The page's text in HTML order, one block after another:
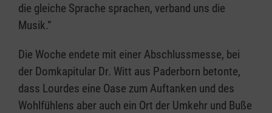
die gleiche Sprache sprachen, verband uns die
Musik.“
Die Woche endete mit einer Abschlussmesse, bei
der Domkapitular Dr. Witt aus Paderborn betonte,
dass Lourdes eine Oase zum Auftanken und des
Wohlfühlens aber auch ein Ort der Umkehr und Buße